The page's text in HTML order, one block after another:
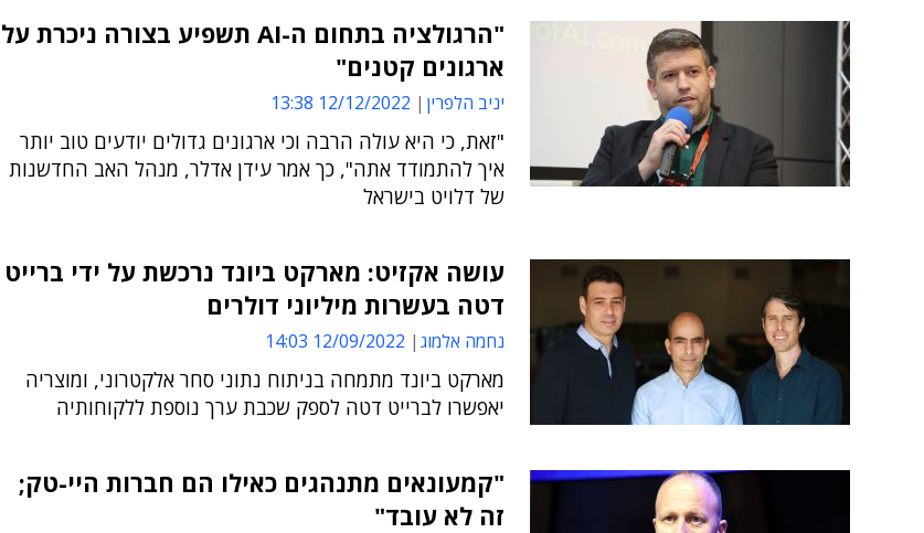
"הרגולציה בתחום ה-AI תשפיע בצורה ניכרת על
ארגונים קטנים"
יניב הלפרין 12/12/2022 13:38
"זאת, כי היא עולה הרבה וכי ארגונים גדולים יודעים טוב יותר
איך להתמודד אתה", כך אמר עידן אדלר, מנהל האב החדשנות
של דלויט בישראל
עושה אקזיט: מארקט ביונד נרכשת על ידי ברייט
דטה בעשרות מיליוני דולרים
נחמה אלמוג 12/09/2022 14:03
מארקט ביונד מתמחה בניתוח נתוני סחר אלקטרוני, ומוצריה
יאפשרו לברייט דטה לספק שכבת ערך נוספת ללקוחותיה
"קמעונאים מתנהגים כאילו הם חברות היי-טק;
זה לא עובד"